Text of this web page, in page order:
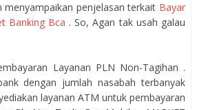
menyampaikan penjelasan terkait Bayar
Banking Bca . So, Agan tak usah galau
Layanan PLN Non-Tagihan .
dengan jumlah nasabah terbanyak
layanan ATM untuk pembayaran